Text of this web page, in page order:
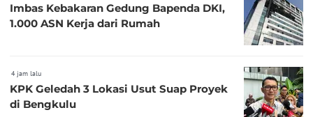
Imbas Kebakaran Gedung Bapenda DKI,
1.000 ASN Kerja dari Rumah
4 jam lalu
KPK Geledah 3 Lokasi Usut Suap Proyek
di Bengkulu